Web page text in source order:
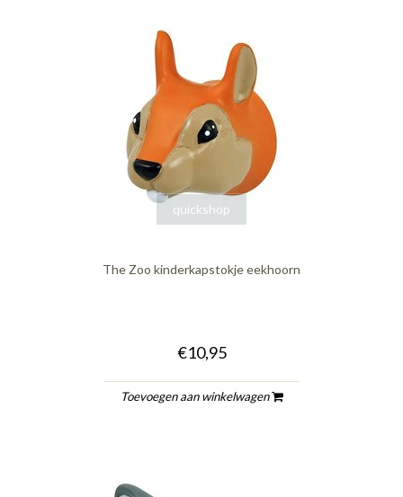
quickshop
The Zoo kinderkapstokje eekhoorn
€10,95
Toevoegen aan winkelwagen